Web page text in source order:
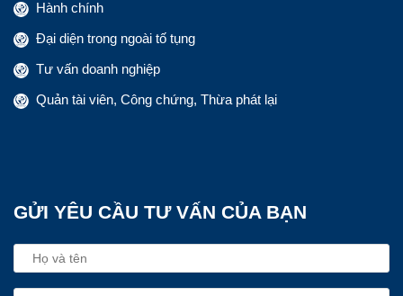
Hành chính
Đại diện trong ngoài tố tụng
Tư vấn doanh nghiệp
Quản tài viên, Công chứng, Thừa phát lại
GỬI YÊU CẦU TƯ VẤN CỦA BẠN